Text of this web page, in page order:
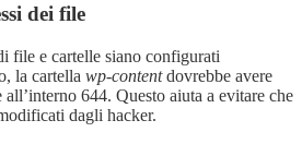
dei file
file e cartelle siano configurati
la cartella wp-contentdovrebbe avere
644. Questo aiuta a evitare che
dagli hacker.